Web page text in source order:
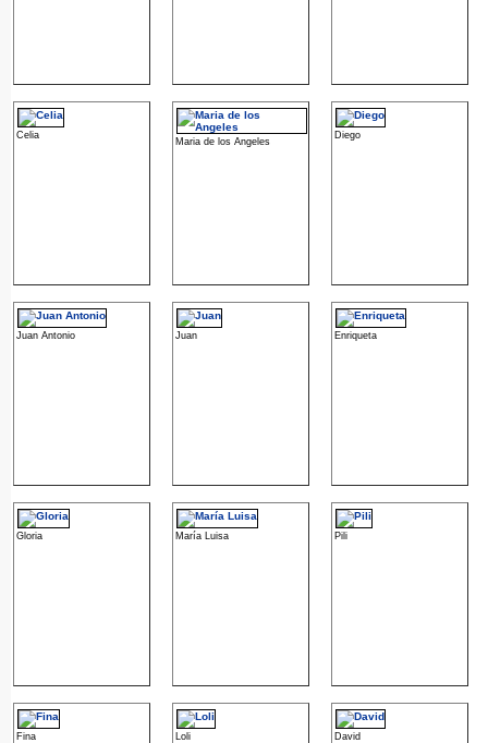
Celia
Maria de los Angeles
Diego
Juan Antonio Juan Enriqueta
Gloria María Luisa Pili
Fina Loli David